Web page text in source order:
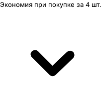
Экономия при покупке за 4 шт.